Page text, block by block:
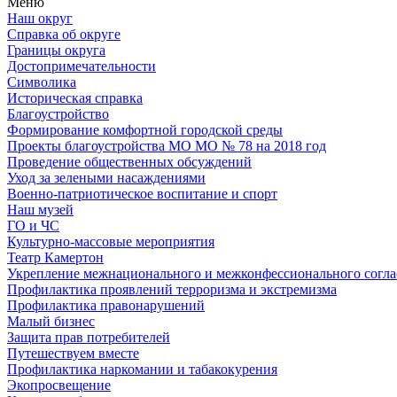
Наш округ
Справка об округе
Границы округа
Достопримечательности
Символика
Историческая справка
Благоустройство
Формирование комфортной городской среды
Проекты благоустройства МО МО № 78 на 2018 год
Проведение общественных обсуждений
Уход за зелеными насаждениями
Военно-патриотическое воспитание и спорт
Наш музей
ГО и ЧС
Культурно-массовые мероприятия
Театр Камертон
Укрепление межнационального и межконфессионального
Профилактика проявлений терроризма и экстремизма
Профилактика правонарушений
Малый бизнес
Защита прав потребителей
Путешествуем вместе
Профилактика наркомании и табакокурения
Экопросвещение